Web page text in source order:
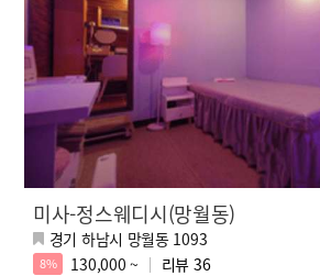
미사-정스웨디시(망월동)
경기 하남시 망월동 1093
8% 130,000 ~ 리뷰 36